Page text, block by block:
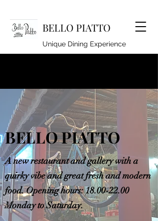
BELLO PIATTO
Unique Dining Experience
lindseyhoyle@hotmail.co.uk
920262994
BELLO PIATTO
A new restaurant and gallery with a
quirky vibe and great fresh and modern
food. Opening hours:18.00-22.00
Monday to Saturday.